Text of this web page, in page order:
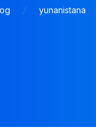
yunanistana